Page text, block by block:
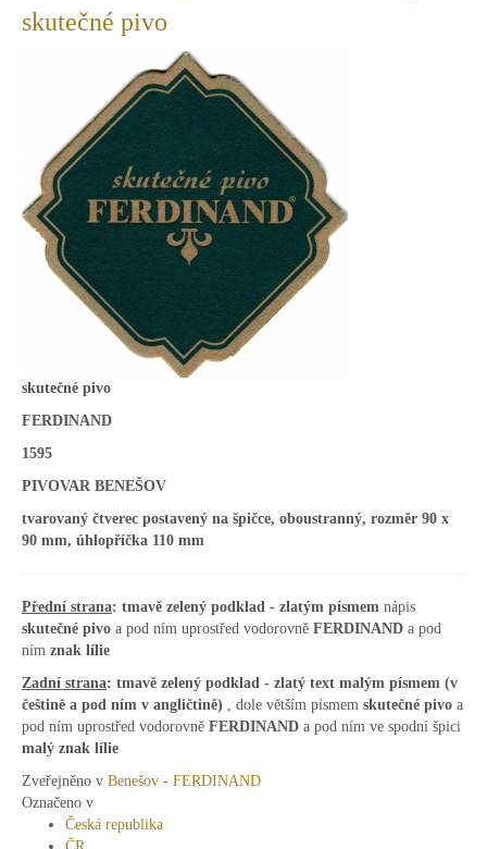
skutečné pivo
skutečné pivo
FERDINAND
1595
PIVOVAR BENEŠOV
tvarovaný čtverec postavený na špičce, oboustranný, rozměr 90 x
90 mm, úhlopříčka 110 mm
Přední strana: tmavě zelený podklad - zlatým písmem nápis
skutečné pivo a pod ním uprostřed vodorovně FERDINAND a pod
ním znak lílie
Zadní strana: tmavě zelený podklad - zlatý text malým písmem (v
češtině a pod ním v angličtině)
, dole větším písmem skutečné pivo a
pod ním uprostřed vodorovně FERDINAND a pod ním ve spodní špici
malý znak lílie
Zveřejněno v Benešov - FERDINAND
Označeno v
Česká republika